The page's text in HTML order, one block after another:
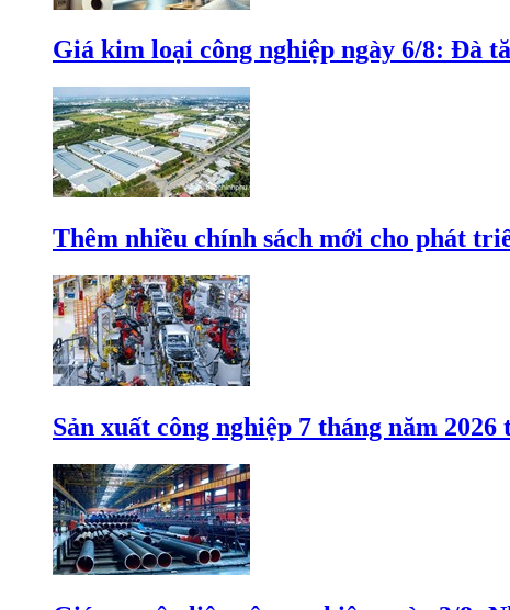
Giá kim loại công nghiệp ngày 6/8: Đà
Thêm nhiều chính sách mới cho phát
Sản xuất công nghiệp 7 tháng năm